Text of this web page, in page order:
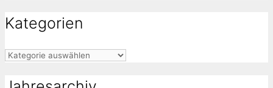
Kategorien
Kategorien